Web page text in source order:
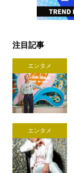
注目記事
エンタメ
エンタメ